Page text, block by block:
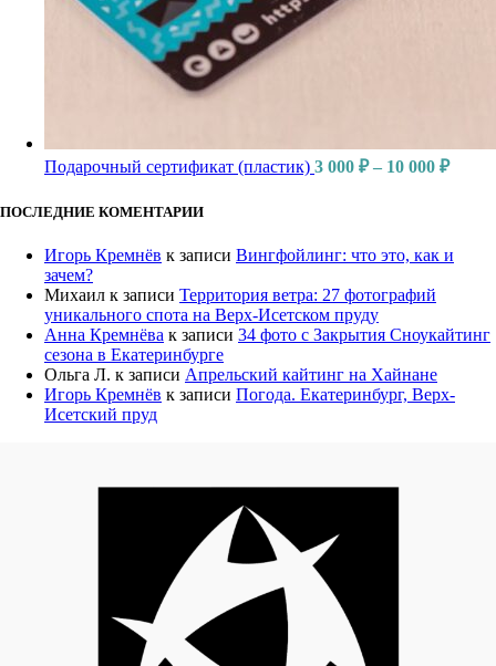
Подарочный сертификат (пластик) 3 000 ₽ – 10 000 ₽
ПОСЛЕДНИЕ КОМЕНТАРИИ
Игорь Кремнёв к записи Вингфойлинг: что это, как и
зачем?
Михаил к записи Территория ветра: 27 фотографий
уникального спота на Верх-Исетском пруду
Анна Кремнёва к записи 34 фото с Закрытия Сноукайтинг
сезона в Екатеринбурге
Ольга Л. к записи Апрельский кайтинг на Хайнане
Игорь Кремнёв к записи Погода. Екатеринбург, Верх-
Исетский пруд